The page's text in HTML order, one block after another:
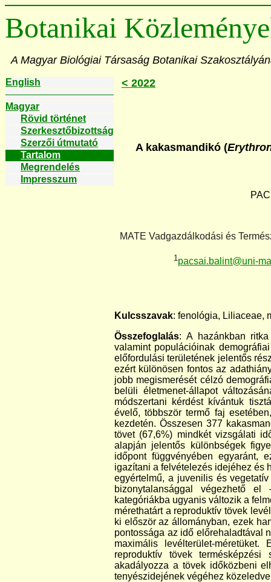
Botanikai
A Magyar Biológiai Társaság Botanikai
English < 2022
A kakasmandikó (
MATE Vadgazdálkodási és
1pacsai.balint@uni-
Kulcsszavak: fenológia, Liliaceae,
Összefoglalás: A hazánkban
valamint populációinak
előfordulási területének jelentős
ezért különösen fontos az
jobb megismerését célzó
belüli életmenet-állapot
módszertani kérdést kívántuk
évelő, többször termő faj
kezdetén. Összesen 377
tövet (67,6%) mindkét vizsgálati
alapján jelentős különbségek
időpont függvényében egyaránt,
igazítani a felvételezés idejéhez és
egyértelmű, a juvenilis és
bizonytalansággal végezhető
kategóriákba ugyanis változik a
mérethatárt a reproduktív tövek
ki először az állományban, ezek
pontossága az idő előrehaladtával
maximális levélterület-
reproduktív tövek
akadályozza a tövek időközbeni
tenyészidejének végéhez
Magyar
Rövid történet
Szerkesztőbizottság
Szerzői útmutató
Tartalom
Megrendelés
Impresszum